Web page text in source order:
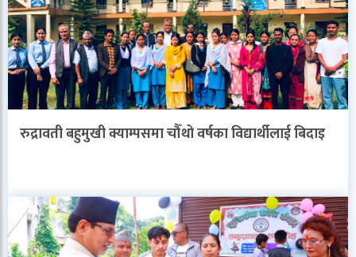
रुद्रावती बहुमुखी क्याम्पसमा चौँथो वर्षका विद्यार्थीलाई बिदाइ